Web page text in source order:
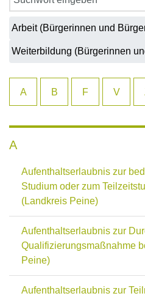
A B F V
A
Aufenthaltserlaubnis zur
Studium oder zum
(Landkreis Peine)
Aufenthaltserlaubnis zur
Qualifizierungsmaßnahme
Peine)
Aufenthaltserlaubnis zur